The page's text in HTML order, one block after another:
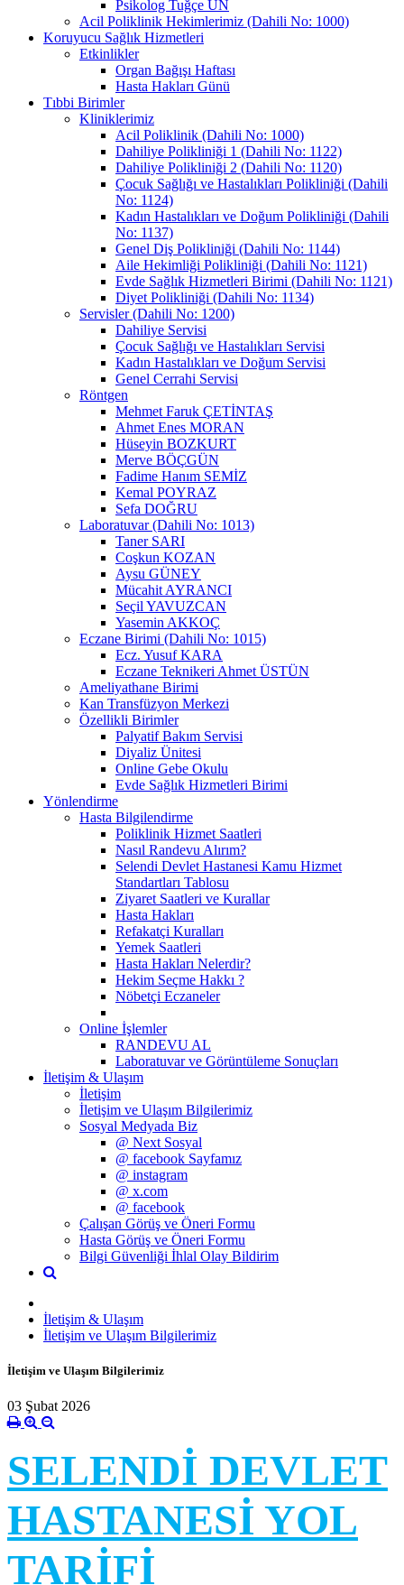
Psikolog Tuğçe ÜN
Acil Poliklinik Hekimlerimiz (Dahili No: 1000)
Koruyucu Sağlık Hizmetleri
Etkinlikler
Organ Bağışı Haftası
Hasta Hakları Günü
Tıbbi Birimler
Kliniklerimiz
Acil Poliklinik (Dahili No: 1000)
Dahiliye Polikliniği 1 (Dahili No: 1122)
Dahiliye Polikliniği 2 (Dahili No: 1120)
Çocuk Sağlığı ve Hastalıkları Polikliniği (Dahili
No: 1124)
Kadın Hastalıkları ve Doğum Polikliniği (Dahili
No: 1137)
Genel Diş Polikliniği (Dahili No: 1144)
Aile Hekimliği Polikliniği (Dahili No: 1121)
Evde Sağlık Hizmetleri Birimi (Dahili No: 1121)
Diyet Polikliniği (Dahili No: 1134)
Servisler (Dahili No: 1200)
Dahiliye Servisi
Çocuk Sağlığı ve Hastalıkları Servisi
Kadın Hastalıkları ve Doğum Servisi
Genel Cerrahi Servisi
Röntgen
Mehmet Faruk ÇETİNTAŞ
Ahmet Enes MORAN
Hüseyin BOZKURT
Merve BÖÇGÜN
Fadime Hanım SEMİZ
Kemal POYRAZ
Sefa DOĞRU
Laboratuvar (Dahili No: 1013)
Taner SARI
Coşkun KOZAN
Aysu GÜNEY
Mücahit AYRANCI
Seçil YAVUZCAN
Yasemin AKKOÇ
Eczane Birimi (Dahili No: 1015)
Ecz. Yusuf KARA
Eczane Teknikeri Ahmet ÜSTÜN
Ameliyathane Birimi
Kan Transfüzyon Merkezi
Özellikli Birimler
Palyatif Bakım Servisi
Diyaliz Ünitesi
Online Gebe Okulu
Evde Sağlık Hizmetleri Birimi
Yönlendirme
Hasta Bilgilendirme
Poliklinik Hizmet Saatleri
Nasıl Randevu Alırım?
Selendi Devlet Hastanesi Kamu Hizmet
Standartları Tablosu
Ziyaret Saatleri ve Kurallar
Hasta Hakları
Refakatçi Kuralları
Yemek Saatleri
Hasta Hakları Nelerdir?
Hekim Seçme Hakkı ?
Nöbetçi Eczaneler
Online İşlemler
RANDEVU AL
Laboratuvar ve Görüntüleme Sonuçları
İletişim & Ulaşım
İletişim
İletişim ve Ulaşım Bilgilerimiz
Sosyal Medyada Biz
@ Next Sosyal
@ facebook Sayfamız
@ instagram
@ x.com
@ facebook
Çalışan Görüş ve Öneri Formu
Hasta Görüş ve Öneri Formu
Bilgi Güvenliği İhlal Olay Bildirim
İletişim & Ulaşım
İletişim ve Ulaşım Bilgilerimiz
İletişim ve Ulaşım Bilgilerimiz
03 Şubat 2026
SELENDİ DEVLET
HASTANESİ YOL
TARİFİ